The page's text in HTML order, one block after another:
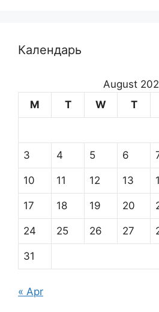
Календарь
August
M
T W T
3 4 5 6
10 11 12 13
17 18 19 20
24 25 26 27
31
« Apr